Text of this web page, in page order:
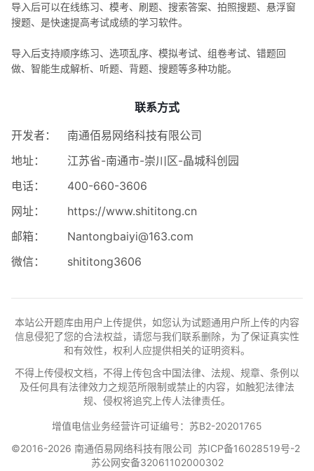
导入后可以在线练习、模考、刷题、搜索答案、拍照搜题、悬浮窗
搜题、是快速提高考试成绩的学习软件。
导入后支持顺序练习、选项乱序、模拟考试、组卷考试、错题回
做、智能生成解析、听题、背题、搜题等多种功能。
联系方式
开发者：
南通佰易网络科技有限公司
地址：
江苏省-南通市-崇川区-晶城科创园
电话：
400-660-3606
网址：
https://www.shititong.cn
邮箱：
Nantongbaiyi@163.com
微信：
shititong3606
本站公开题库由用户上传提供，如您认为试题通用户所上传的内容
信息侵犯了您的合法权益，请您与我们联系删除，为了保证真实性
和有效性，权利人应提供相关的证明资料。
不得上传侵权文档，不得上传包含中国法律、法规、规章、条例以
及任何具有法律效力之规范所限制或禁止的内容，如触犯法律法
规、侵权将追究上传人法律责任。
增值电信业务经营许可证编号：苏B2-20201765
©2016-2026 南通佰易网络科技有限公司 苏ICP备16028519号-2
苏公网安备32061102000302